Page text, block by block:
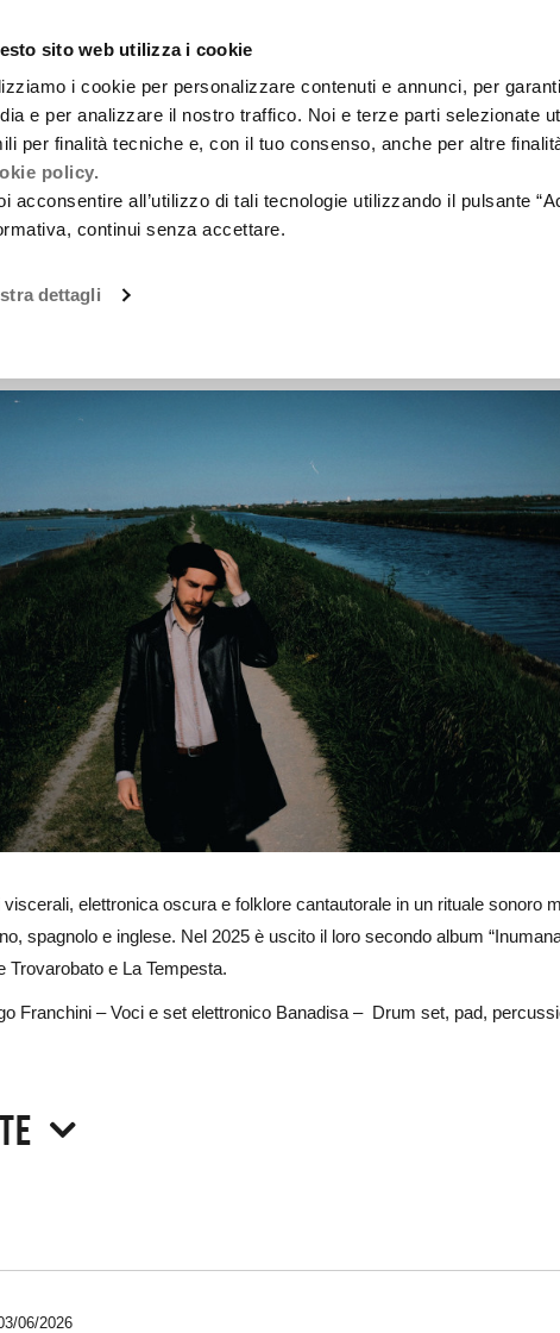
sito web utilizza i cookie
i cookie per personalizzare contenuti e annunci, per
e per analizzare il nostro traffico. Noi e terze parti selezionate
per finalità tecniche e, con il tuo consenso, anche per altre
policy.
acconsentire all’utilizzo di tali tecnologie utilizzando il pulsante
continui senza accettare.
dettagli
cartellone
Lirica Musica
cura
Cultura
Paesaggio
CONCERTO
elettronica oscura e folklore cantautorale in un rituale sonoro
spagnolo e inglese. Nel 2025 è uscito il loro secondo album
Trovarobato e La Tempesta.
Franchini – Voci e set elettronico Banadisa – Drum set, pad,
06/2026